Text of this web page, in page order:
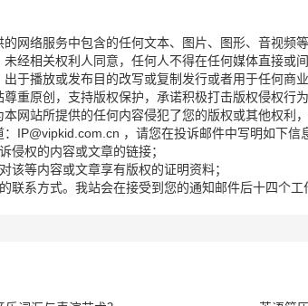
的网络服务中包含的任何文本、图片、图形、音视频
未经相关权利人同意，任何人不得在任何媒体直接或
出于播放或发布目的改写或复制发行或者用于任何商业
尊重原创，支持版权保护，承诺积极打击版权侵权行为
本网站所提供的任何内容侵犯了您的版权或其他权利
IP@vipkid.com.cn ，请您在投诉邮件中写明如下信
侵权的内容或文章的链接；
对该等内容或文章享有版权的证明资料；
的联系方式。我站会在接受到您的通知邮件后十四个工